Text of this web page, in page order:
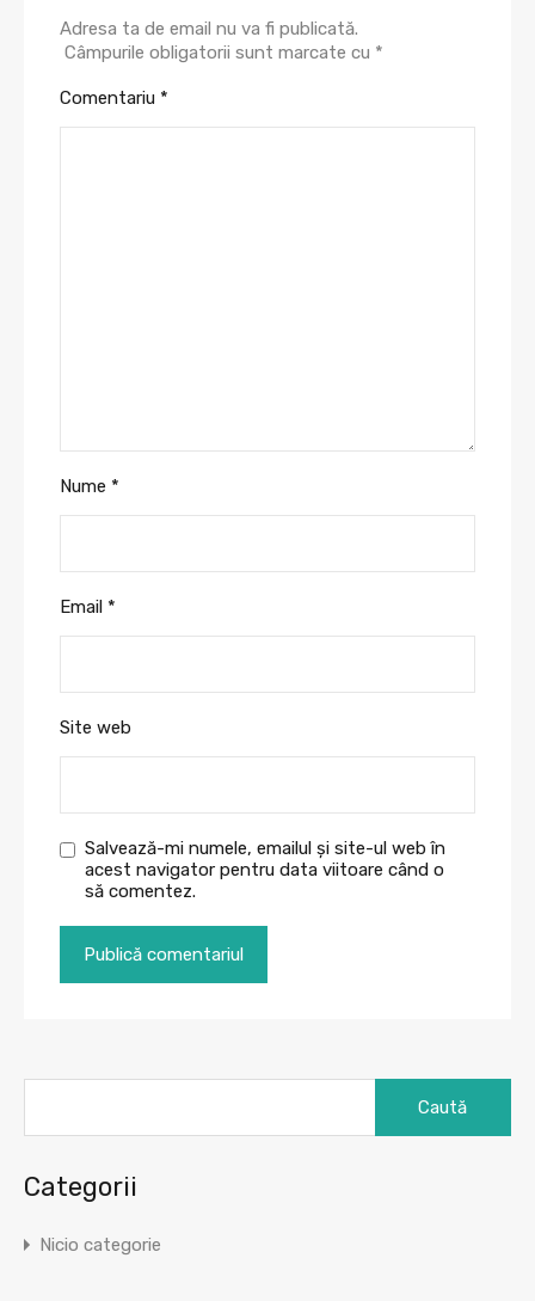
Adresa ta de email nu va fi publicată.
Câmpurile obligatorii sunt marcate cu *
Comentariu *
Nume *
Email *
Site web
Salvează-mi numele, emailul și site-ul web în
acest navigator pentru data viitoare când o
să comentez.
Categorii
Nicio categorie